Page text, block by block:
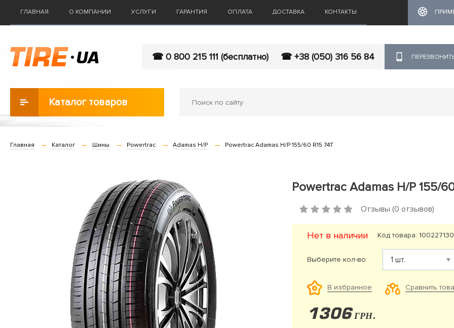
ГЛАВНАЯ О КОМПАНИИ УСЛУГИ ГАРАНТИЯ ОПЛАТА ДОСТАВКА КОНТАКТЫ
☎ 0 800 215 111 (бесплатно) ☎ +38 (050) 316 56 84
Каталог товаров
Главная Каталог Шины Powertrac Adamas H/P Powertrac Adamas H/P 155/60 R15 74T
Powertrac Adamas H/P 155/
Отзывы (0 отзывов)
Нет в наличии Код товара:
Выберите кол-во:
В избранное Сравнить
1306 ГРН.